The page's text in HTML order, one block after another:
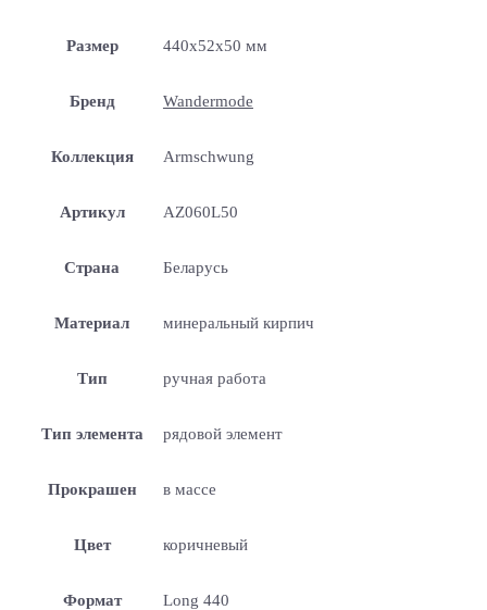
Размер 440x52x50 мм
Бренд Wandermode
Коллекция Armschwung
Артикул AZ060L50
Страна Беларусь
Материал минеральный кирпич
Тип ручная работа
Тип элемента рядовой элемент
Прокрашен в массе
Цвет коричневый
Формат Long 440